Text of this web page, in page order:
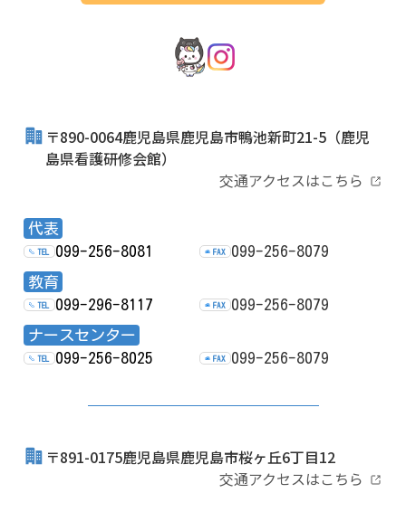
〒890-0064鹿児島県鹿児島市鴨池新町21-5 （鹿児
島県看護研修会館）
交通アクセスはこちら
代表
TEL 099-256-8081 FAX
099-256-8079
教育
TEL 099-296-8117 FAX
099-256-8079
ナースセンター
TEL 099-256-8025 FAX 099-256-8079
〒891-0175鹿児島県鹿児島市桜ヶ丘6丁目12
交通アクセスはこちら